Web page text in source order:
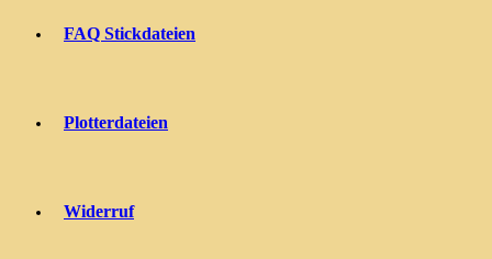
FAQ Stickdateien
Plotterdateien
Widerruf